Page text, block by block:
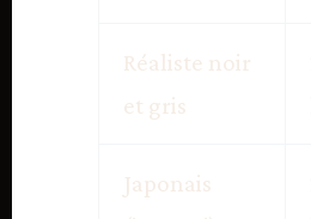
Réaliste noir
et gris
Japonais